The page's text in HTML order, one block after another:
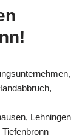
Lehningen